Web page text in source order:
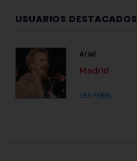
USUARIOS DESTACADOS
Ariel
Madrid
VER PERFIL